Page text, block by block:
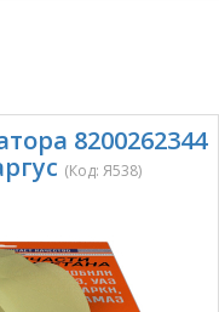
8200262344
(Код:Я538)